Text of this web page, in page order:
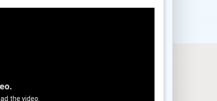
the video.